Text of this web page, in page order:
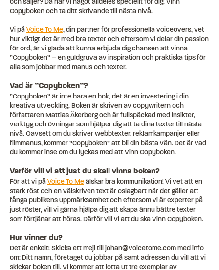
Copyboken och ta ditt skrivande till nästa nivå.
Vi påVoice To Me, din partner för professionella voiceovers, vet
hur viktigt det är med bra texter och eftersom vi delar din passion
för ord, är vi glada att kunna erbjuda dig chansen att vinna
”Copyboken” – en guldgruva av inspiration och praktiska tips för
alla som jobbar med manus och texter.
Vad är ”Copyboken”?
”Copyboken” är inte bara en bok, det är en investering i din
kreativa utveckling. Boken är skriven av copywritern och
författaren Mattias Åkerberg och är fullspäckad med insikter,
verktyg och övningar som hjälper dig att ta dina texter till nästa
nivå. Oavsett om du skriver webbtexter, reklamkampanjer eller
filmmanus, kommer ”Copyboken” att bli din bästa vän. Det är vad
du kommer inse om du lyckas med att Vinn Copyboken.
Varför vill vi att just du skall vinna boken?
För att vi påVoice To Meälskar bra kommunikation! Vi vet att en
stark röst och en välskriven text är oslagbart när det gäller att
fånga publikens uppmärksamhet och eftersom vi är experter på
just röster, vill vi gärna hjälpa dig att skapa ännu bättre texter
som förtjänar att höras. Därför vill vi att du ska Vinn Copyboken.
Hur vinner du?
Det är enkelt! Skicka ett mejl till johan@voicetome.com med info
om: Ditt namn, företaget du jobbar på samt adressen du vill att vi
skickar boken till. Vi kommer att lotta ut tre exemplar av